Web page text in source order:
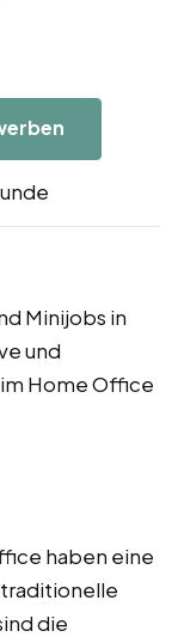
Minijobs in
und
Home Office
haben eine
die